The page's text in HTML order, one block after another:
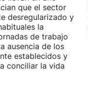
que el sector
desregularizado y
la
de trabajo
ausencia de los
establecidos y
conciliar la vida